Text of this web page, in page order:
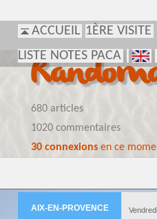
ACCUEIL 1ÈRE VISITE
LISTE NOTES PACA
680 articles
1020 commentaires
30 connexionsen ce